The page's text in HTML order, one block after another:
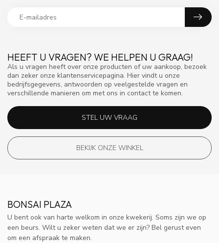
HEEFT U VRAGEN? WE HELPEN U GRAAG!
Als u vragen heeft over onze producten of uw aankoop, bezoek
dan zeker onze klantenservicepagina. Hier vindt u onze
bedrijfsgegevens, antwoorden op veelgestelde vragen en
verschillende manieren om met ons in contact te komen.
STEL UW VRAAG
BEKIJK ONZE WINKEL
BONSAI PLAZA
U bent ook van harte welkom in onze kwekerij. Soms zijn we op
een beurs. Wilt u zeker weten dat we er zijn? Bel gerust even
om een afspraak te maken.